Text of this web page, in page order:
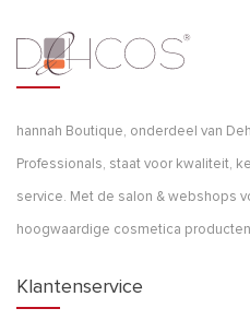
hannah Boutique, onderdeel van
Professionals, staat voor kwaliteit,
service. Met de salon & webshops
hoogwaardige cosmetica producten.
Klantenservice